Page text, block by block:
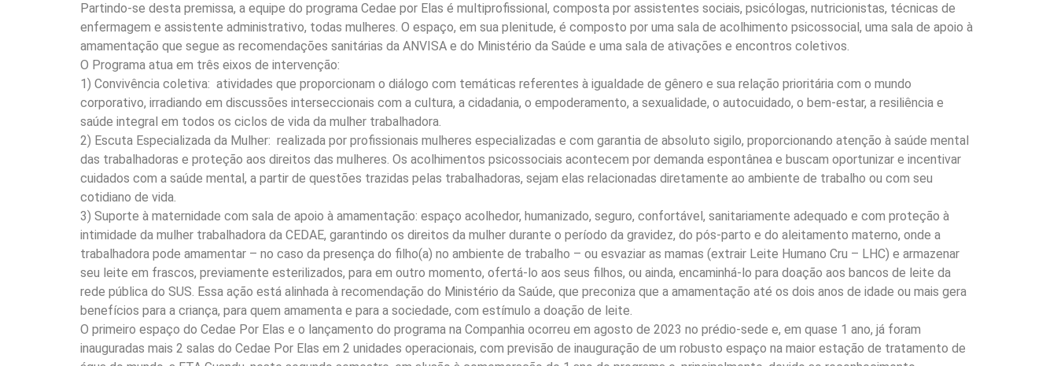
Partindo-se desta premissa, a equipe do programa Cedae por Elas é multiprofissional, composta por assistentes sociais, psicólogas, nutricionistas, técnicas de
enfermagem e assistente administrativo, todas mulheres. O espaço, em sua plenitude, é composto por uma sala de acolhimento psicossocial, uma sala de apoio à
amamentação que segue as recomendações sanitárias da ANVISA e do Ministério da Saúde e uma sala de ativações e encontros coletivos.
O Programa atua em três eixos de intervenção:
1) Convivência coletiva: atividades que proporcionam o diálogo com temáticas referentes à igualdade de gênero e sua relação prioritária com o mundo
corporativo, irradiando em discussões interseccionais com a cultura, a cidadania, o empoderamento, a sexualidade, o autocuidado, o bem-estar, a resiliência e
saúde integral em todos os ciclos de vida da mulher trabalhadora.
2) Escuta Especializada da Mulher: realizada por profissionais mulheres especializadas e com garantia de absoluto sigilo, proporcionando atenção à saúde mental
das trabalhadoras e proteção aos direitos das mulheres. Os acolhimentos psicossociais acontecem por demanda espontânea e buscam oportunizar e incentivar
cuidados com a saúde mental, a partir de questões trazidas pelas trabalhadoras, sejam elas relacionadas diretamente ao ambiente de trabalho ou com seu
cotidiano de vida.
3) Suporte à maternidade com sala de apoio à amamentação: espaço acolhedor, humanizado, seguro, confortável, sanitariamente adequado e com proteção à
intimidade da mulher trabalhadora da CEDAE, garantindo os direitos da mulher durante o período da gravidez, do pós-parto e do aleitamento materno, onde a
trabalhadora pode amamentar – no caso da presença do filho(a) no ambiente de trabalho – ou esvaziar as mamas (extrair Leite Humano Cru – LHC) e armazenar
seu leite em frascos, previamente esterilizados, para em outro momento, ofertá-lo aos seus filhos, ou ainda, encaminhá-lo para doação aos bancos de leite da
rede pública do SUS. Essa ação está alinhada à recomendação do Ministério da Saúde, que preconiza que a amamentação até os dois anos de idade ou mais gera
benefícios para a criança, para quem amamenta e para a sociedade, com estímulo a doação de leite.
O primeiro espaço do Cedae Por Elas e o lançamento do programa na Companhia ocorreu em agosto de 2023 no prédio-sede e, em quase 1 ano, já foram
inauguradas mais 2 salas do Cedae Por Elas em 2 unidades operacionais, com previsão de inauguração de um robusto espaço na maior estação de tratamento de